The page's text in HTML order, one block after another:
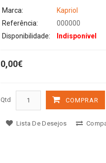
Marca:
Kapriol
Referência:
000000
Disponibilidade:
Indisponível
0,00€
Qtd COMPRAR
Lista De Desejos